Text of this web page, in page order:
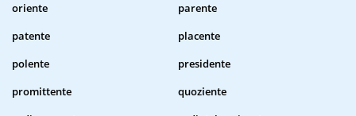
oriente
parente
patente
placente
polente
presidente
promittente
quoziente